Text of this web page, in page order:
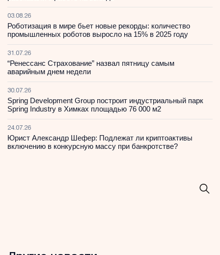
03.08.26
Роботизация в мире бьет новые рекорды: количество
промышленных роботов выросло на 15% в 2025 году
31.07.26
“Ренессанс Страхование” назвал пятницу самым
аварийным днем недели
30.07.26
Spring Development Group построит индустриальный парк
Spring Industry в Химках площадью 76 000 м2
24.07.26
Юрист Александр Шефер: Подлежат ли криптоактивы
включению в конкурсную массу при банкротстве?